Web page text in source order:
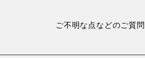
ご不明な点などのご質